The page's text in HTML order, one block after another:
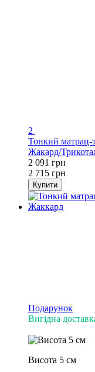
2
Тонкий матрац-
Жакард/
2 091 грн
2 715 грн
Купити
Подарунок
Вигідна
Висота 5 см